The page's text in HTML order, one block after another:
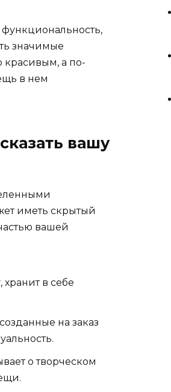
значимые
красивым, а по-
в нем
вашу
иметь скрытый
вашей
в себе
на заказ
о творческом